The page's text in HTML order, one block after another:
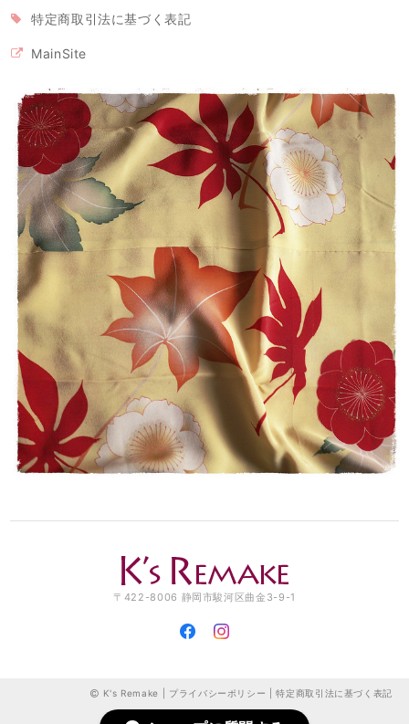
2020/04/26
2020/04/26
留守家庭で働く友人に贈りました。現在マスクは高騰の中、手作りでお
揃いのケースまでつけての販売は、この価格で購入出来る事を感謝して
おります。 とても可愛い色でマスクを付けて子ども達の前で元気になっ
て欲しいです。 製作者の方へ 可愛い作品をありがとうございました。
ご自身もご自愛下さいませ。
この度はご購入ありがとうございました！ レビューも大変
励みになります。 保管していた生地がマスクに変身すると
きが来るとは、思ってもみませんでした。でも、つくった
ものがどなたかの役に立ち、少しでも気持ちを明るくして
いただけるのなら、こんなうれしいことはありません。 お
友達を気遣うそのお気持ちも素敵です。 これからも心身と
もに健やかに過ごせるよう、自分にできることを工夫しな
がらやっていこうと思います。 お互い、元気でいましょう
2020/04/18
クを探してました。着物の生地でマスクとは考えましたね👏肌触りの良
い着物の裏地で、綿100％、ノーズワイヤー入りで着け心地がとっても
この度は複数点のご購入、ありがとうございました。眠っ
特定商取引法に基づく表記
MainSite
〒422-8006 静岡市駿河区曲金3-9-1
K's Remake | プライバシーポリシー |特定商取引法に基づく表記